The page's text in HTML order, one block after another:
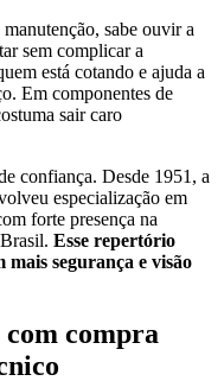
sabe ouvir a
sem complicar a
está cotando e ajuda a
Em componentes de
sair caro
confiança. Desde 1951, a
especialização em
forte presença na
Esse repertório
segurança e visão
com compra